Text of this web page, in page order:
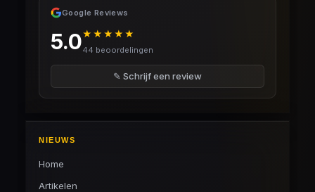
Google Reviews
5.0★★★★★
44 beoordelingen
✎ Schrijf een review
NIEUWS
Home
Artikelen